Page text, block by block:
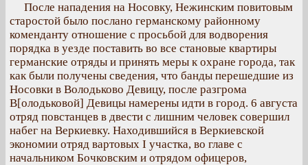
После нападения на Носовку, Нежинским повитовым
старостой было послано германскому районному
коменданту отношение с просьбой для водворения
порядка в уезде поставить во все становые квартиры
германские отряды и принять меры к охране города, так
как были получены сведения, что банды перешедшие из
Носовки в Володьково Девицу, после разгрома
В[олодьковой] Девицы намерены идти в город. 6 августа
отряд повстанцев в двести с лишним человек совершил
набег на Веркиевку. Находившийся в Веркиевской
экономии отряд вартовых І участка, во главе с
начальником Бочковским и отрядом офицеров,